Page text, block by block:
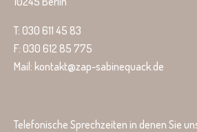
T: 030 611 45 83
F: 030 612 85 775
Mail: kontakt@zap-sabinequack.de
Telefonische Sprechzeiten in denen Sie